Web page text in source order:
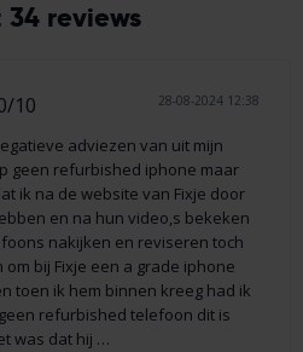
reviews
10 28-08-2024 12:38
adviezen van uit mijn
geen refurbished iphone maar
ik na de website van Fixje door
en na hun video,s bekeken
nakijken en reviseren toch
bij Fixje een a grade iphone
toen ik hem binnen kreeg had ik
refurbished telefoon dit is
was dat hij …